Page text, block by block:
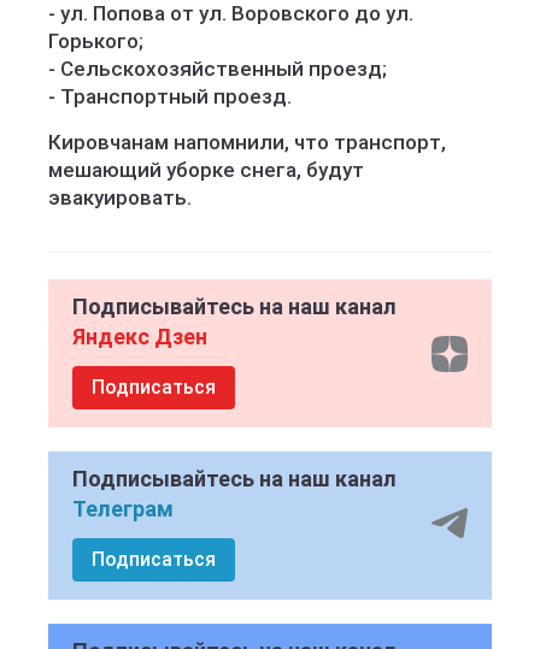
- ул. Попова от ул. Воровского до ул.
Горького;
- Сельскохозяйственный проезд;
- Транспортный проезд.
Кировчанам напомнили, что транспорт,
мешающий уборке снега, будут
эвакуировать.
Подписывайтесь на наш канал
Яндекс Дзен
Подписаться
Подписывайтесь на наш канал
Телеграм
Подписаться